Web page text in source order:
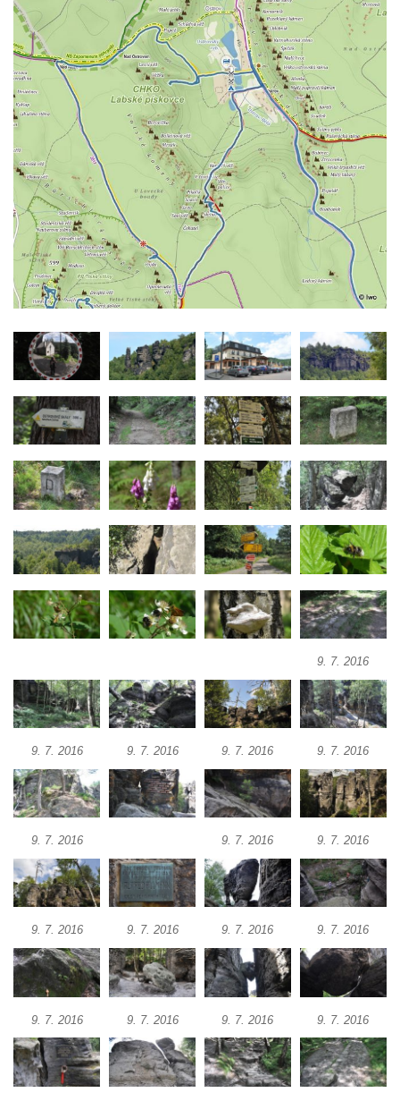
9. 7. 2016
9. 7. 2016 9. 7. 2016 9. 7. 2016 9. 7. 2016
9. 7. 2016 9. 7. 2016 9. 7. 2016
9. 7. 2016 9. 7. 2016 9. 7. 2016 9. 7. 2016
9. 7. 2016 9. 7. 2016 9. 7. 2016 9. 7. 2016